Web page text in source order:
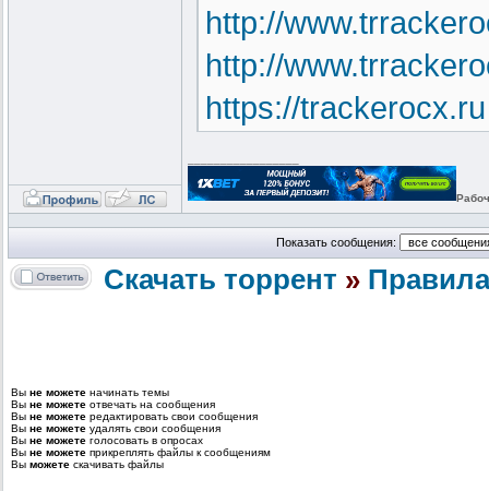
http://
http://
https://trackerocx.ru
https://
https://trackeroc.gq
http://trackeroc.cf
http://trackerocc.tk
http://
Показать сообщения:
Скачать торрент »
Вы не можете начинать темы
Вы не можете отвечать на сообщения
Вы не можете редактировать свои сообщения
Вы не можете удалять свои сообщения
Вы не можете голосовать в опросах
Вы не можете прикреплять файлы к сообщениям
Вы можете скачивать файлы